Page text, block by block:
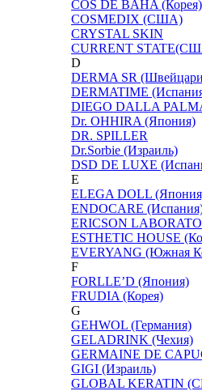
COS DE BAHA (Корея)
COSMEDIX (США)
CRYSTAL SKIN
CURRENT
D
DERMA SR
DERMATIME
DIEGO DALLA
Dr. OHHIRA (Япония)
DR. SPILLER
Dr.Sorbie (Израиль)
DSD DE LUXE
E
ELEGA DOLL
ENDOCARE
ERICSON
ESTHETIC HOUSE
EVERYANG (Южная
F
FORLLE’D (Япония)
FRUDIA (Корея)
G
GEHWOL (Германия)
GELADRINK (Чехия)
GERMAINE DE
GIGI (Израиль)
GLOBAL KERATIN